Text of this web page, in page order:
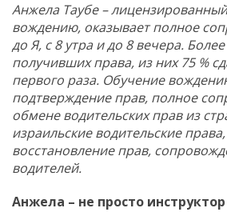
Анжела Таубе –
вождению, оказывает полное
до Я, с 8 утра и до 8 вечера.
получивших права, из них 75 %
первого раза. Обучение
подтверждение прав, полное
обмене водительских прав из
израильские водительские
восстановление прав,
водителей.
Анжела – не просто